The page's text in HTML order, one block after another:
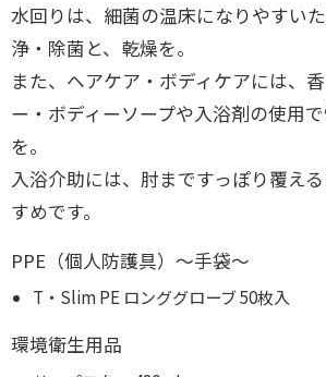
水回りは、細菌の温床になりやすい
浄・除菌と、乾燥を。
また、ヘアケア・ボディケアには、
ー・ボディーソープや入浴剤の使用
を。
入浴介助には、肘まですっぽり覆え
すめです。
PPE（個人防護具）～手袋～
T・Slim PE ロンググローブ 50枚入
環境衛生用品